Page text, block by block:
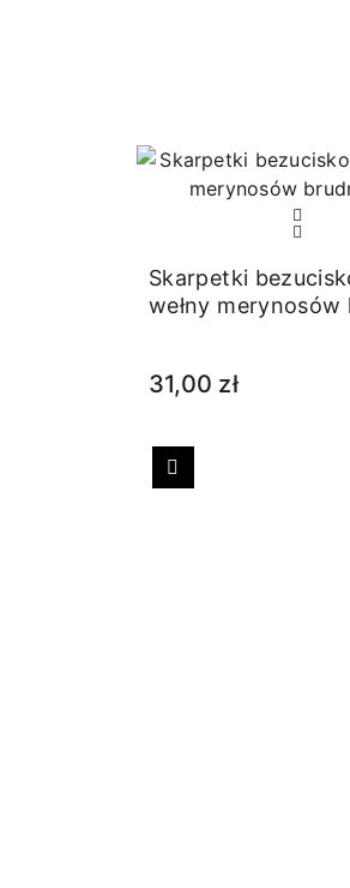
Skarpetki
wełny merynosów
31,00 zł
Poprzedni